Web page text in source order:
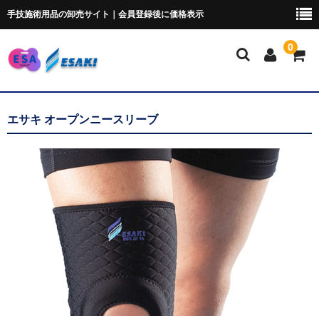
手技施術用品の卸売サイト｜会員登録後に価格表示
0
マイページ
ポータブルベッド
ブロック・クッション
ポータブルドロップ
ピローシート
エサキ オープンニースリーブ